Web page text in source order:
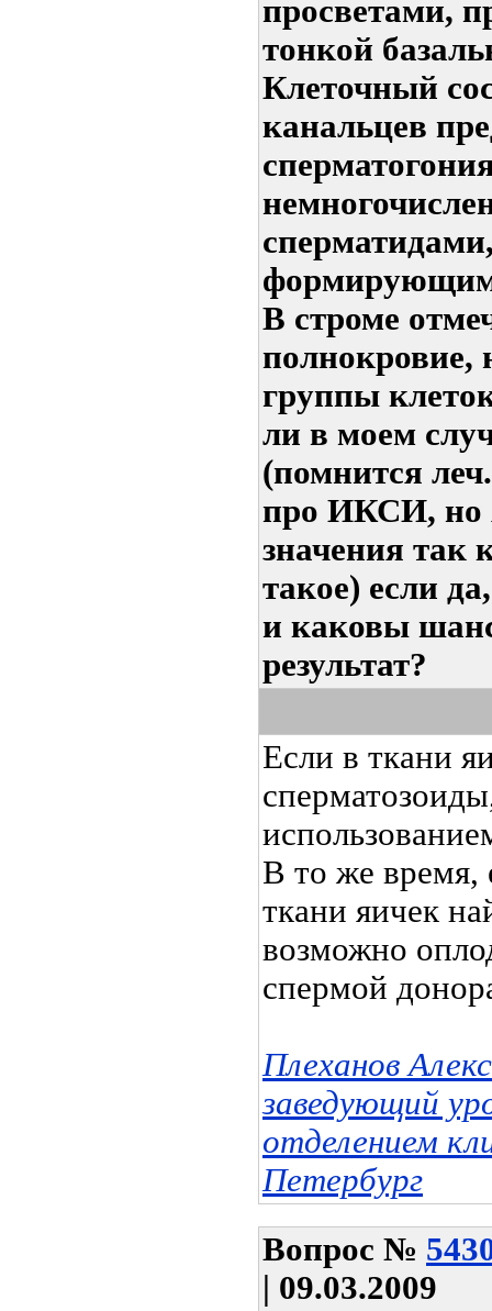
просветами,
тонкой
Клеточный
канальцев
В строме
полнокровие,
группы
ли в моем
(помнится
про ИКСИ, но
значения так
такое) если
и каковы
результат?
Если в ткани
В то же время,
ткани яичек
возможно
спермой
Плеханов
заведующий
отделением
Петербург
Вопрос №
| 09.03.2009